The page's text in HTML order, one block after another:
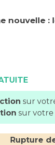
nouvelle
sur
sur
Rupture